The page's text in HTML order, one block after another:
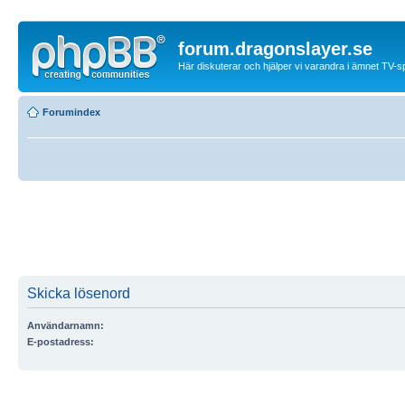
forum.dragonslayer.se
Här diskuterar och hjälper vi varandra i ämnet TV-
Forumindex
Skicka lösenord
Användarnamn:
E-postadress: